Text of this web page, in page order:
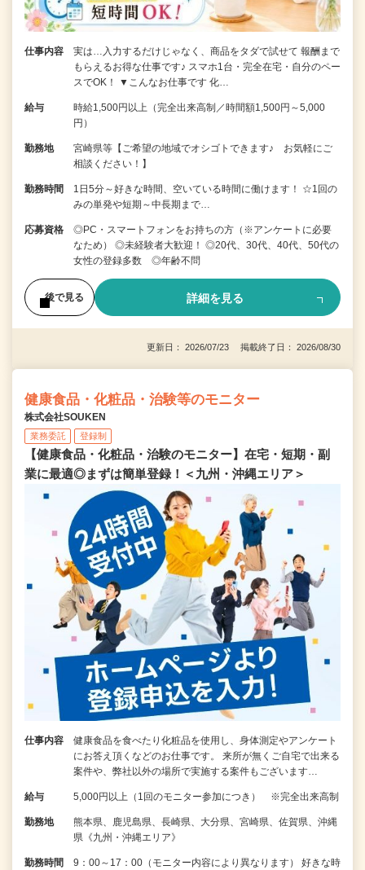
仕事内容
実は…入力するだけじゃなく、商品をタダで試せて 報酬まで
もらえるお得な仕事です♪ スマホ1台・完全在宅・自分のペー
スでOK！ ▼こんなお仕事です 化…
給与
時給1,500円以上（完全出来高制／時間額1,500円～5,000
円）
勤務地
宮崎県等【ご希望の地域でオシゴトできます♪ お気軽にご
相談ください！】
勤務時間
1日5分～好きな時間、空いている時間に働けます！ ☆1回の
みの単発や短期～中長期まで…
応募資格
◎PC・スマートフォンをお持ちの方（※アンケートに必要
なため） ◎未経験者大歓迎！ ◎20代、30代、40代、50代の
女性の登録多数 ◎年齢不問
後で見る 詳細を見る
更新日： 2026/07/23 掲載終了日： 2026/08/30
健康食品・化粧品・治験等のモニター
株式会社SOUKEN
業務委託 登録制
【健康食品・化粧品・治験のモニター】在宅・短期・副
業に最適◎まずは簡単登録！＜九州・沖縄エリア＞
仕事内容
健康食品を食べたり化粧品を使用し、身体測定やアンケート
にお答え頂くなどのお仕事です。 来所が無くご自宅で出来る
案件や、弊社以外の場所で実施する案件もございます…
給与 5,000円以上（1回のモニター参加につき） ※完全出来高制
勤務地
熊本県、鹿児島県、長崎県、大分県、宮崎県、佐賀県、沖縄
県《九州・沖縄エリア》
勤務時間
9：00～17：00（モニター内容により異なります） 好きな時